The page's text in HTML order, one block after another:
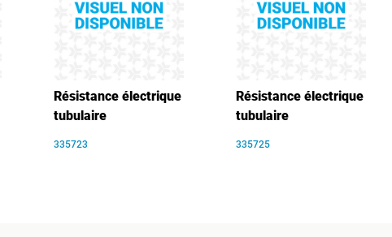
Résistance électrique
tubulaire
335723
Résistance électrique
tubulaire
335725